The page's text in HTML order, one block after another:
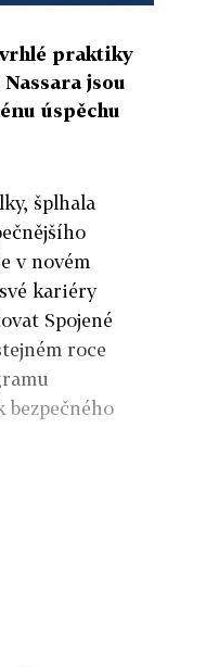
praktiky
jsou
úspěchu
šplhala
v novém
kariéry
Spojené
roce